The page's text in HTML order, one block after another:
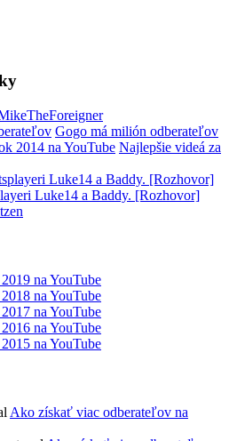
Gogo má milión odberateľov
Najlepšie videá za
Luke14 a Baddy. [Rozhovor]
na YouTube
na YouTube
na YouTube
na YouTube
na YouTube
Ako získať viac odberateľov na